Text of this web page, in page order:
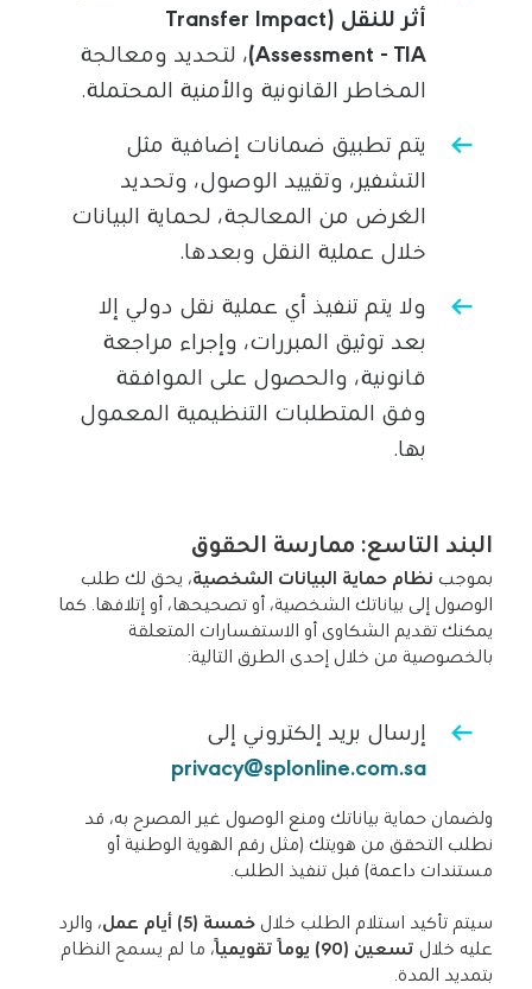
أثر للنقل (Transfer Impact
Assessment - TIA) ، لتحديد ومعالجة
المخاطر القانونية والأمنية المحتملة.
يتم تطبيق ضمانات إضافية مثل
التشفير، وتقييد الوصول، وتحديد
الغرض من المعالجة، لحماية البيانات
خلال عملية النقل وبعدها.
ولا يتم تنفيذ أي عملية نقل دولي إلا
بعد توثيق المبررات، وإجراء مراجعة
قانونية، والحصول على الموافقة
وفق المتطلبات التنظيمية المعمول
بها.
البند التاسع: ممارسة الحقوق
بموجب نظام حماية البيانات الشخصية، يحق لك طلب
الوصول إلى بياناتك الشخصية، أو تصحيحها، أو إتلافها. كما
يمكنك تقديم الشكاوى أو الاستفسارات المتعلقة
بالخصوصية من خلال إحدى الطرق التالية:
إرسال بريد إلكتروني إلى
privacy@splonline.com.sa
ولضمان حماية بياناتك ومنع الوصول غير المصرح به، قد
نطلب التحقق من هويتك (مثل رقم الهوية الوطنية أو
مستندات داعمة) قبل تنفيذ الطلب.
سيتم تأكيد استلام الطلب خلال خمسة (5) أيام عمل
، والرد
عليه خلال تسعين (90) يومًا تقويميًا
، ما لم يسمح النظام
بتمديد المدة.